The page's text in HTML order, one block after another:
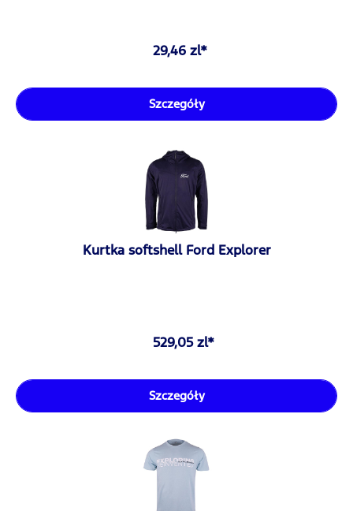
29,46 zl*
Szczegóły
Kurtka softshell Ford Explorer
529,05 zl*
Szczegóły